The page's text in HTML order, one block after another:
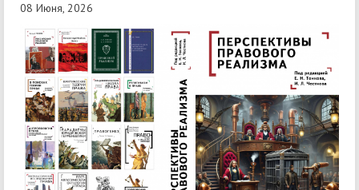
08 Июня, 2026